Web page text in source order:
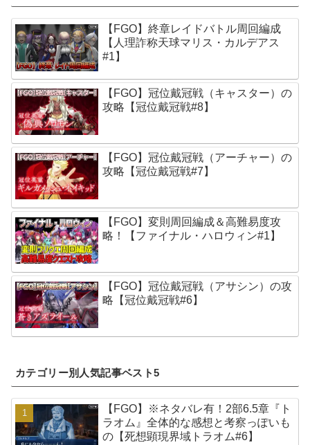
【FGO】終章レイドバトル周回編成
【人理詐称天球マリス・カルデアス
#1】
【FGO】冠位戴冠戦（キャスター）の
攻略【冠位戴冠戦#8】
【FGO】冠位戴冠戦（アーチャー）の
攻略【冠位戴冠戦#7】
【FGO】変則周回編成＆高難易度攻
略！【ファイナル・ハロウィン#1】
【FGO】冠位戴冠戦（アサシン）の攻
略【冠位戴冠戦#6】
カテゴリー別人気記事ベスト5
【FGO】※ネタバレ有！2部6.5章『ト
ラオム』全体的な感想と考察っぽいも
の【死想顕現界域トラオム#6】